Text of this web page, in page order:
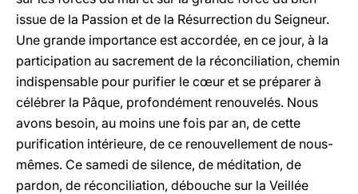
issue de la Passion et de la Résurrection du Seigneur.
Une grande importance est accordée, en ce jour, à la
participation au sacrement de la réconciliation, chemin
indispensable pour purifier le cœur et se préparer à
célébrer la Pâque, profondément renouvelés. Nous
avons besoin, au moins une fois par an, de cette
purification intérieure, de ce renouvellement de nous-
mêmes. Ce samedi de silence, de méditation, de
pardon, de réconciliation, débouche sur la Veillée